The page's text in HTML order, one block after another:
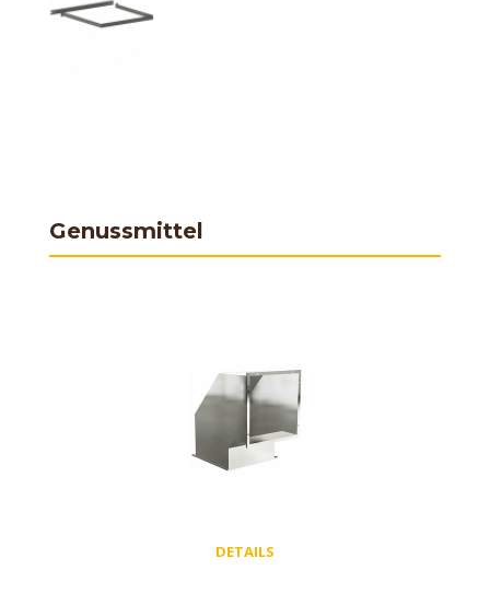
Genussmittel
DETAILS